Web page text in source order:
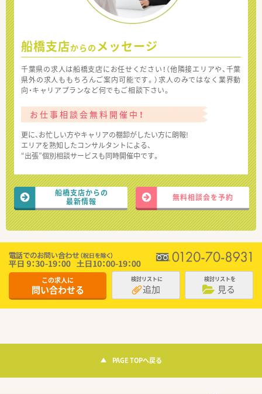
船橋支店からの メッセージ
千葉県の求人は船橋支店にお任せください！（他隣接エリアや、千葉
県外の求人ももちろんご案内可能です。）求人のみではなく業界動
向・キャリアプランなど何でもご相談下さい。
お仕事相談会無料開催中！
更に、お忙しい方やキャリアの棚卸がしたい方に朗報!
エリアを熟知したコンサルタントによる、
“出張”個別相談サービスも同時開催中です。
船橋支店からの
最新情報
無料相談会を予約
この求人に
問い合わせる
検討リストに
追加
検討リストを
見る
PAGE TOPへ戻る